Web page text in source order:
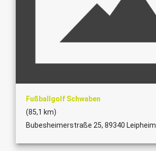
Fußballgolf Schwaben
(85,1 km)
Bubesheimerstraße 25, 89340 Leipheim